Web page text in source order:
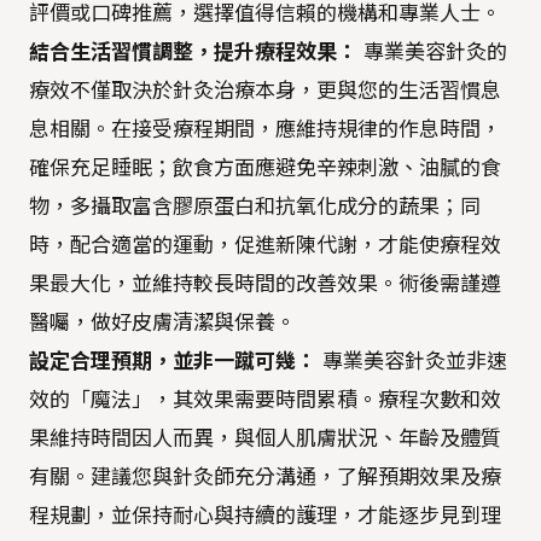
評價或口碑推薦，選擇值得信賴的機構和專業人士。
結合生活習慣調整，提升療程效果： 專業美容針灸的
療效不僅取決於針灸治療本身，更與您的生活習慣息
息相關。在接受療程期間，應維持規律的作息時間，
確保充足睡眠；飲食方面應避免辛辣刺激、油膩的食
物，多攝取富含膠原蛋白和抗氧化成分的蔬果；同
時，配合適當的運動，促進新陳代謝，才能使療程效
果最大化，並維持較長時間的改善效果。術後需謹遵
醫囑，做好皮膚清潔與保養。
設定合理預期，並非一蹴可幾： 專業美容針灸並非速
效的「魔法」，其效果需要時間累積。療程次數和效
果維持時間因人而異，與個人肌膚狀況、年齡及體質
有關。建議您與針灸師充分溝通，了解預期效果及療
程規劃，並保持耐心與持續的護理，才能逐步見到理